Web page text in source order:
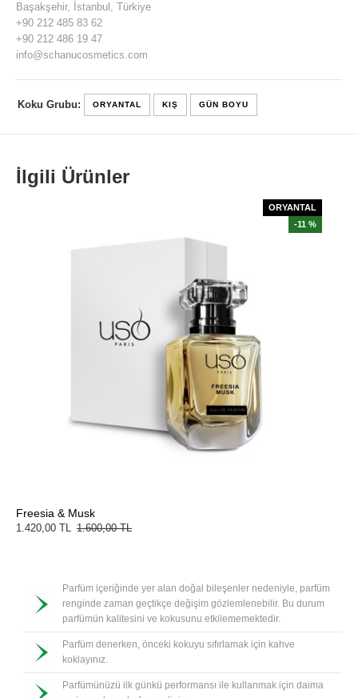
Başakşehir, İstanbul, Türkiye
+90 212 485 83 62
+90 212 486 19 47
info@schanucosmetics.com
Koku Grubu: ORYANTAL KIŞ GÜN BOYU
İlgili Ürünler
ORYANTAL
-11 %
Freesia & Musk
1.420,00 TL 1.600,00 TL
Parfüm içeriğinde yer alan doğal bileşenler nedeniyle, parfüm
renginde zaman geçtikçe değişim gözlemlenebilir. Bu durum
parfümün kalitesini ve kokusunu etkilememektedir.
Parfüm denerken, önceki kokuyu sıfırlamak için kahve
koklayınız.
Parfümünüzü ilk günkü performansı ile kullanmak için daima